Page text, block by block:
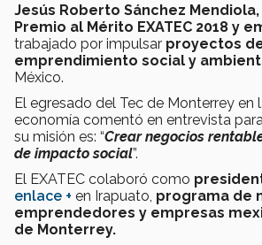
Jesús Roberto Sánchez
Premio al Mérito EXATEC 2018 y
trabajado por impulsar proyectos
emprendimiento social y
México.
El egresado del Tec de Monterrey en
economía comentó en entrevista
su misión es: “Crear negocios
de impacto social”.
El EXATEC colaboró como
enlace + en Irapuato, programa de
emprendedores y empresas
de Monterrey.